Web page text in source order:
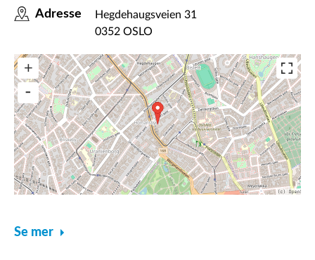
Adresse
Hegdehaugsveien 31
0352 OSLO
Se mer